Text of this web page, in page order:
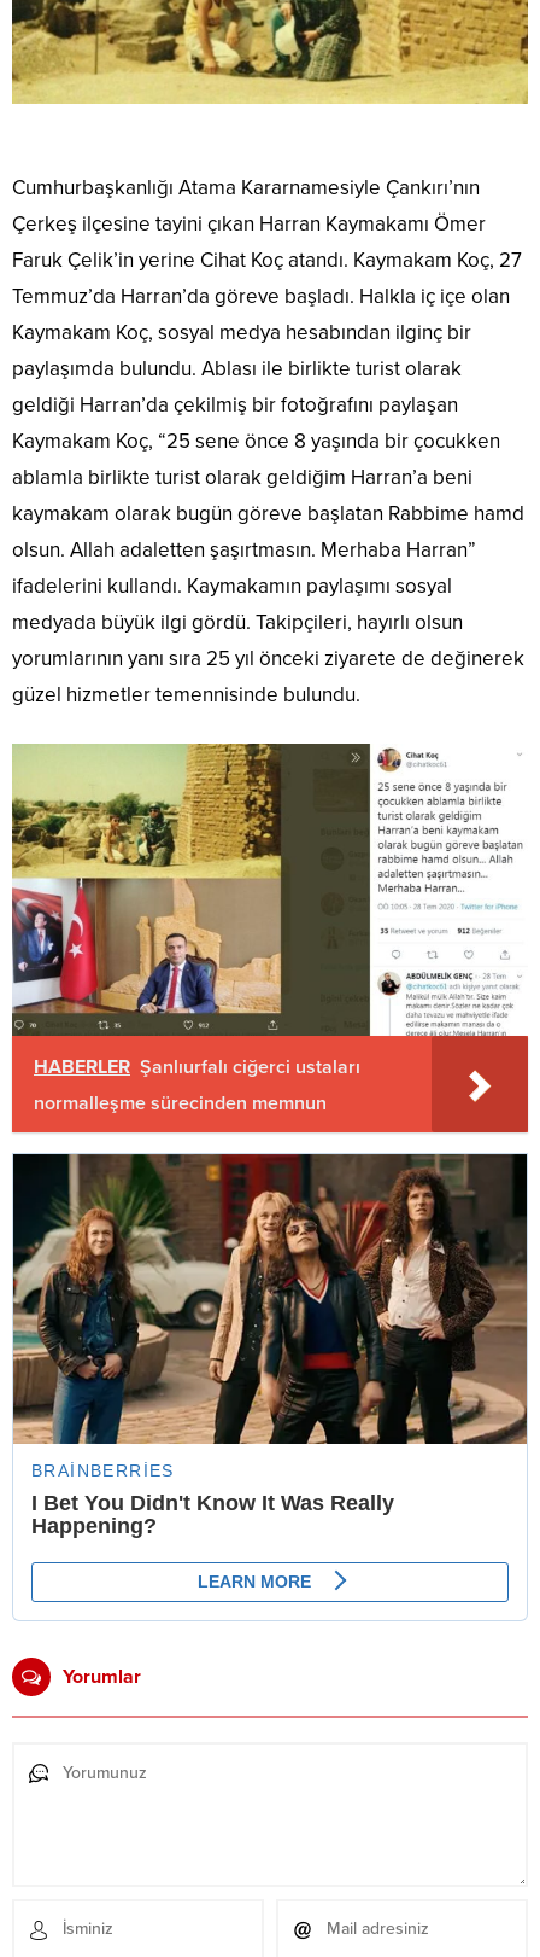
Cumhurbaşkanlığı Atama Kararnamesiyle Çankırı’nın
Çerkeş ilçesine tayini çıkan Harran Kaymakamı Ömer
Faruk Çelik’in yerine Cihat Koç atandı. Kaymakam Koç, 27
Temmuz’da Harran’da göreve başladı. Halkla iç içe olan
Kaymakam Koç, sosyal medya hesabından ilginç bir
paylaşımda bulundu. Ablası ile birlikte turist olarak
geldiği Harran’da çekilmiş bir fotoğrafını paylaşan
Kaymakam Koç, “25 sene önce 8 yaşında bir çocukken
ablamla birlikte turist olarak geldiğim Harran’a beni
kaymakam olarak bugün göreve başlatan Rabbime hamd
olsun. Allah adaletten şaşırtmasın. Merhaba Harran”
ifadelerini kullandı. Kaymakamın paylaşımı sosyal
medyada büyük ilgi gördü. Takipçileri, hayırlı olsun
yorumlarının yanı sıra 25 yıl önceki ziyarete de değinerek
güzel hizmetler temennisinde bulundu.
HABERLER Şanlıurfalı ciğerci ustaları
normalleşme sürecinden memnun
Yorumlar